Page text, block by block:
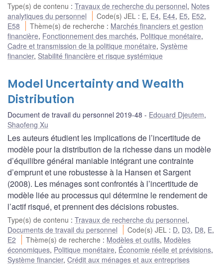
Type(s) de contenu : Travaux de recherche du personnel, Notes
analytiques du personnel
Code(s) JEL : E, E4, E44, E5, E52,
E58
Thème(s) de recherche : Marchés financiers et gestion
financière, Fonctionnement des marchés, Politique monétaire,
Cadre et transmission de la politique monétaire, Système
financier, Stabilité financière et risque systémique
Model Uncertainty and Wealth
Distribution
Document de travail du personnel 2019-48 Edouard Djeutem,
Shaofeng Xu
Les auteurs étudient les implications de l’incertitude de
modèle pour la distribution de la richesse dans un modèle
d’équilibre général maniable intégrant une contrainte
d’emprunt et une robustesse à la Hansen et Sargent
(2008). Les ménages sont confrontés à l’incertitude de
modèle liée au processus qui détermine le rendement de
l’actif risqué, et prennent des décisions robustes.
Type(s) de contenu : Travaux de recherche du personnel,
Documents de travail du personnel
Code(s) JEL : D, D3, D8, E,
E2
Thème(s) de recherche : Modèles et outils, Modèles
économiques, Politique monétaire, Économie réelle et prévisions,
Système financier, Crédit aux ménages et aux entreprises